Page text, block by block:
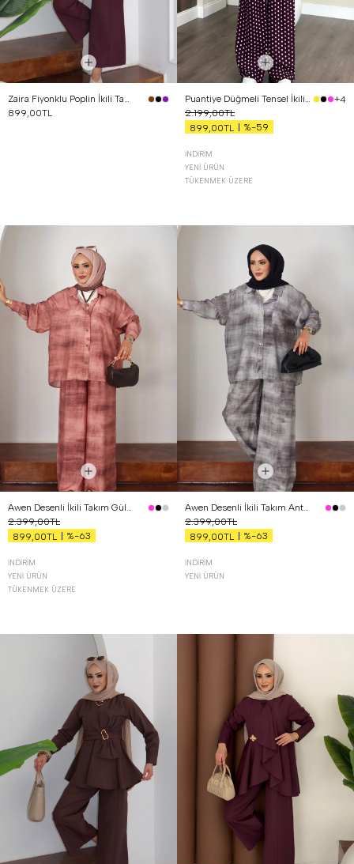
Zaira Fiyonklu Poplin İkili Takım Mürdüm
899,00TL
Puantiye Düğmeli Tensel İkili Takım Bordo
+4
2.199,00TL
899,00TL
%-59
İNDIRIM
YENI ÜRÜN
TÜKENMEK ÜZERE
Awen Desenli İkili Takım Gül Kurusu
2.399,00TL
899,00TL
%-63
İNDIRIM
YENI ÜRÜN
TÜKENMEK ÜZERE
Awen Desenli İkili Takım Antrasit
2.399,00TL
899,00TL
%-63
İNDIRIM
YENI ÜRÜN